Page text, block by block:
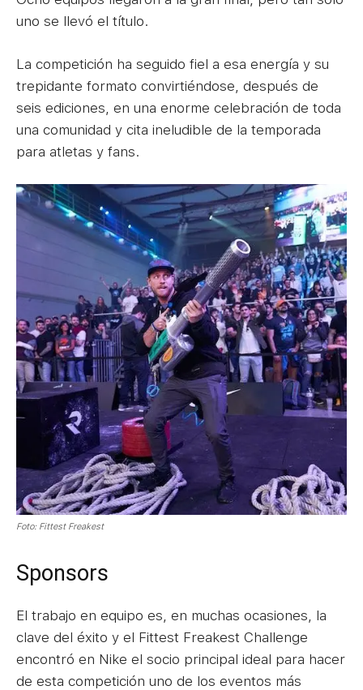
uno se llevó el título.
La competición ha seguido fiel a esa energía y su
trepidante formato convirtiéndose, después de
seis ediciones, en una enorme celebración de toda
una comunidad y cita ineludible de la temporada
para atletas y fans.
Foto: Fittest Freakest
Sponsors
El trabajo en equipo es, en muchas ocasiones, la
clave del éxito y el Fittest Freakest Challenge
encontró en Nike el socio principal ideal para hacer
de esta competición uno de los eventos más